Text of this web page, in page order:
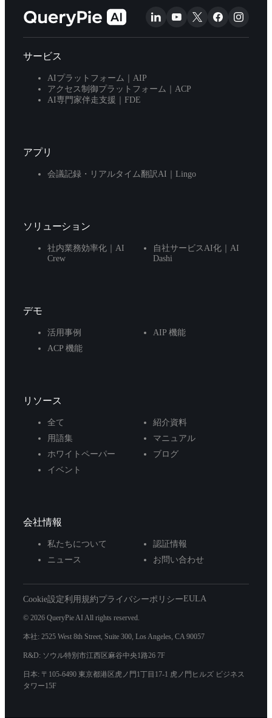
サービス
AIプラットフォーム｜AIP
アクセス制御プラットフォーム｜ACP
AI専門家伴走支援｜FDE
アプリ
会議記録・リアルタイム翻訳AI｜Lingo
ソリューション
社内業務効率化｜AI
Crew
自社サービスAI化｜AI
Dashi
デモ
活用事例
AIP 機能
ACP 機能
リソース
全て
紹介資料
用語集
マニュアル
ホワイトペーパー
ブログ
イベント
会社情報
私たちについて
認証情報
ニュース
お問い合わせ
Cookie設定利用規約プライバシーポリシーEULA
© 2026 QueryPie AI All rights reserved.
本社: 2525 West 8th Street, Suite 300, Los Angeles, CA 90057
R&D: ソウル特別市江西区麻谷中央1路26 7F
日本: 〒105-6490 東京都港区虎ノ門1丁目17-1 虎ノ門ヒルズ ビジネス
タワー15F